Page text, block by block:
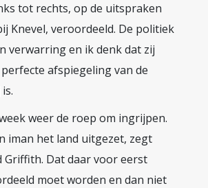
tot rechts, op de uitspraken
Knevel, veroordeeld. De politiek
verwarring en ik denk dat zij
afspiegeling van de
weer de roep om ingrijpen.
iman het land uitgezet, zegt
Griffith. Dat daar voor eerst
moet worden en dan niet